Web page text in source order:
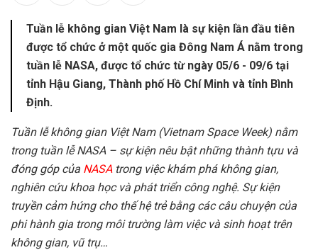
Tuần lễ không gian Việt Nam là sự kiện lần đầu tiên
được tổ chức ở một quốc gia Đông Nam Á nằm trong
tuần lễ NASA, được tổ chức từ ngày 05/6 - 09/6 tại
tỉnh Hậu Giang, Thành phố Hồ Chí Minh và tỉnh Bình
Định.
Tuần lễ không gian Việt Nam (Vietnam Space Week) nằm
trong tuần lễ NASA – sự kiện nêu bật những thành tựu và
đóng góp của NASAtrong việc khám phá không gian,
nghiên cứu khoa học và phát triển công nghệ. Sự kiện
truyền cảm hứng cho thế hệ trẻ bằng các câu chuyện của
phi hành gia trong môi trường làm việc và sinh hoạt trên
không gian, vũ trụ…